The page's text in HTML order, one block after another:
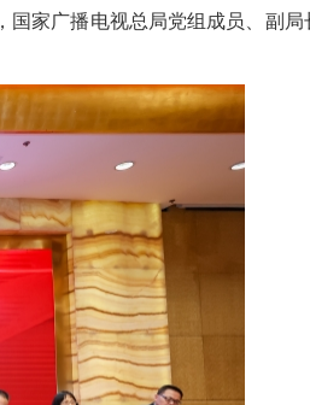
国家广播电视总局党组成员、副局